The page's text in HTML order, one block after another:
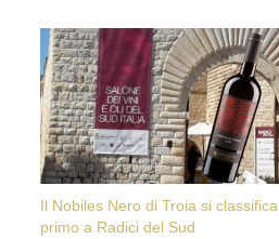
Il Nobiles Nero di Troia si classifica
primo a Radici del Sud